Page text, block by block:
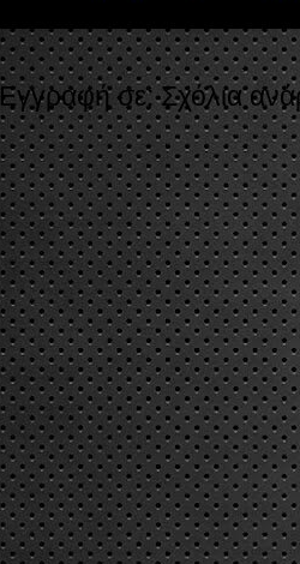
Εγγραφή σε:Σχόλια